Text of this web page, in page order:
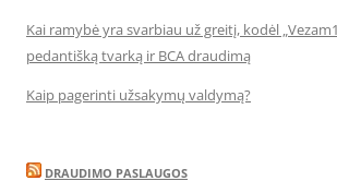
Kai ramybė yra svarbiau už greitį, kodėl
pedantišką tvarką ir BCA draudimą
Kaip pagerinti užsakymų valdymą?
DRAUDIMO PASLAUGOS